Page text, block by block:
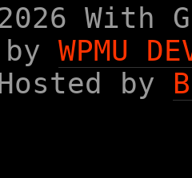
With
WPMU
by